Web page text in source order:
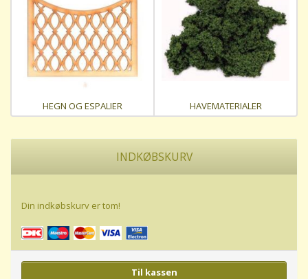
HEGN OG ESPALIER HAVEMATERIALER
INDKØBSKURV
Din indkøbskurv er tom!
Til kassen